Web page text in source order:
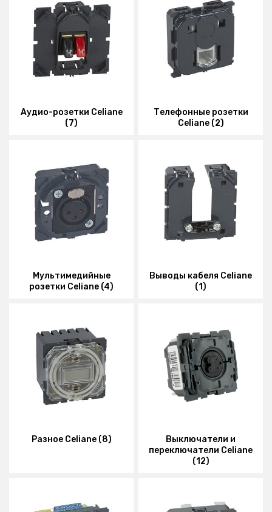
Аудио-розетки Celiane
(7)
Телефонные розетки
Celiane (2)
Мультимедийные
розетки Celiane (4)
Выводы кабеля Celiane
(1)
Разное Celiane (8)
Выключатели и
переключатели Celiane
(12)